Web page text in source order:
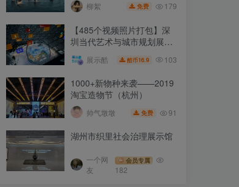
柳絮 免费 179
【485个视频照片打包】深
圳当代艺术与城市规划展览
馆 Museum of
Contemporary Art &
展示酷 酷币16.9 103
1000+新物种来袭——2019
淘宝造物节（杭州）
帅气墩墩 免费 91
湖州市织里社会治理展示馆
一个网
友
会员专属
182